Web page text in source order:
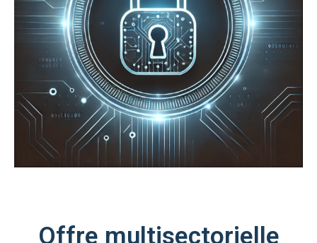
Offre multisectorielle